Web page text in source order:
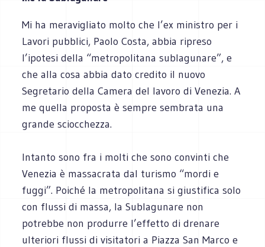
Mi ha meravigliato molto che l’ex ministro per i
Lavori pubblici, Paolo Costa, abbia ripreso
l’ipotesi della “metropolitana sublagunare”, e
che alla cosa abbia dato credito il nuovo
Segretario della Camera del lavoro di Venezia. A
me quella proposta è sempre sembrata una
grande sciocchezza.
Intanto sono fra i molti che sono convinti che
Venezia è massacrata dal turismo “mordi e
fuggi”. Poiché la metropolitana si giustifica solo
con flussi di massa, la Sublagunare non
potrebbe non produrre l’effetto di drenare
ulteriori flussi di visitatori a Piazza San Marco e